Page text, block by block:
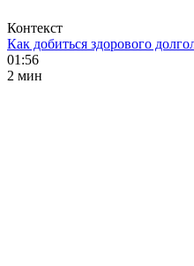
Контекст
Как добиться здорового
01:56
2 мин